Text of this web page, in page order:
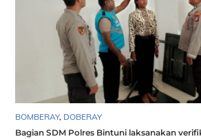
BOMBERAY, DOBERAY
Bagian SDM Polres Bintuni laksanakan